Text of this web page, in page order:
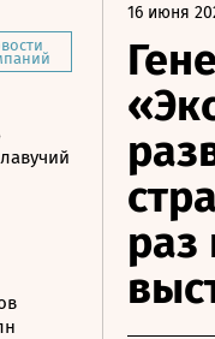
16 июня
раз